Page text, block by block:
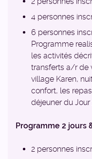
4 personnes
6 personnes
Programme
les activités
transferts a/r de
village Karen,
confort, les
déjeuner du
Programme 2 jours
2 personnes